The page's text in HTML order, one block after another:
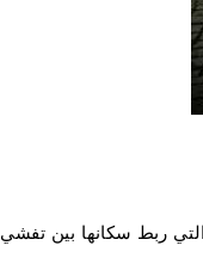
ربط سكانها بين تفشي